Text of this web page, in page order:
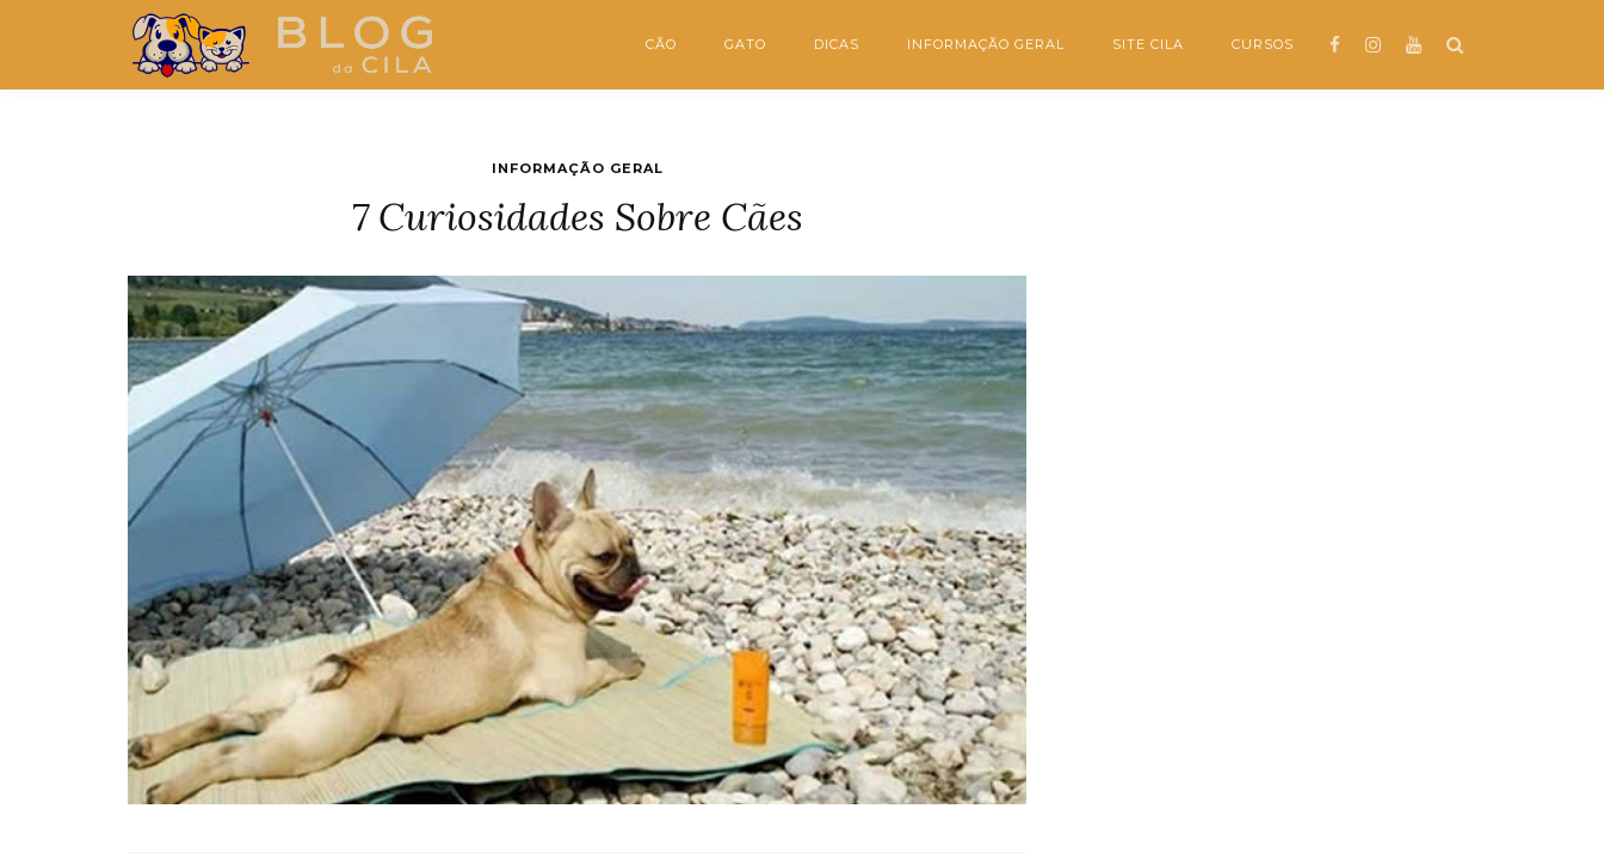
CÃO GATO DICAS INFORMAÇÃO GERAL SITE CILA CURSOS
INFORMAÇÃO GERAL
7 Curiosidades Sobre Cães